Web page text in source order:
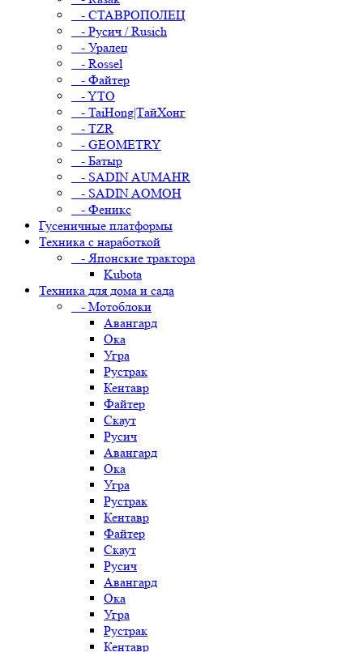
- СТАВРОПОЛЕЦ
- Русич / Rusich
- Уралец
- Rossel
- Файтер
- YTO
- TaiHong|ТайХонг
- TZR
- GEOMETRY
- Батыр
- SADIN AUMAHR
- SADIN AOMOH
- Феникс
Гусеничные платформы
Техника с наработкой
- Японские трактора
Kubota
Техника для дома и сада
- Мотоблоки
Авангард
Ока
Угра
Рустрак
Кентавр
Файтер
Скаут
Русич
Авангард
Ока
Угра
Рустрак
Кентавр
Файтер
Скаут
Русич
Авангард
Ока
Угра
Рустрак
Кентавр